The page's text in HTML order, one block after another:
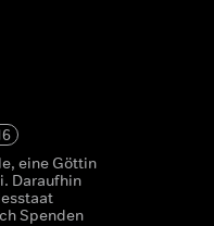
eine Göttin
Daraufhin
Spenden